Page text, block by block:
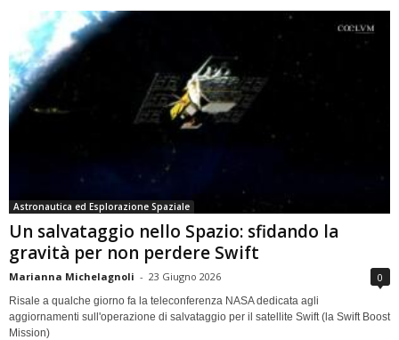
Astronautica ed Esplorazione Spaziale
Un salvataggio nello Spazio: sfidando la
gravità per non perdere Swift
Marianna Michelagnoli - 23 Giugno 2026 0
Risale a qualche giorno fa la teleconferenza NASA dedicata agli
aggiornamenti sull'operazione di salvataggio per il satellite Swift (la Swift Boost
Mission)